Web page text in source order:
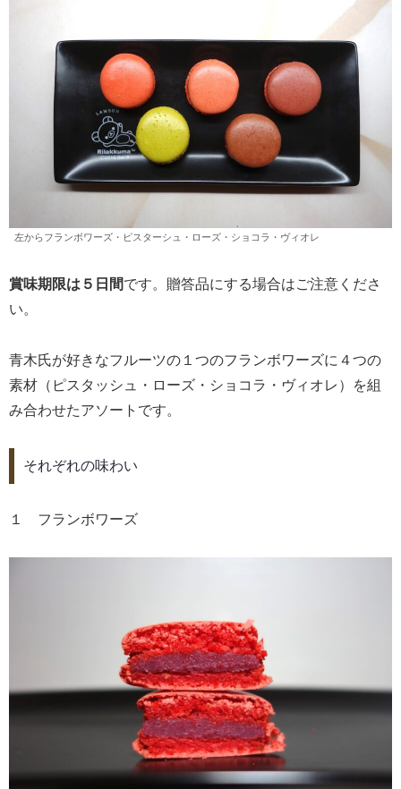
左からフランボワーズ・ピスターシュ・ローズ・ショコラ・ヴィオレ
賞味期限は５日間です。贈答品にする場合はご注意くださ
い。
青木氏が好きなフルーツの１つのフランボワーズに４つの
素材（ピスタッシュ・ローズ・ショコラ・ヴィオレ）を組
み合わせたアソートです。
それぞれの味わい
１ フランボワーズ